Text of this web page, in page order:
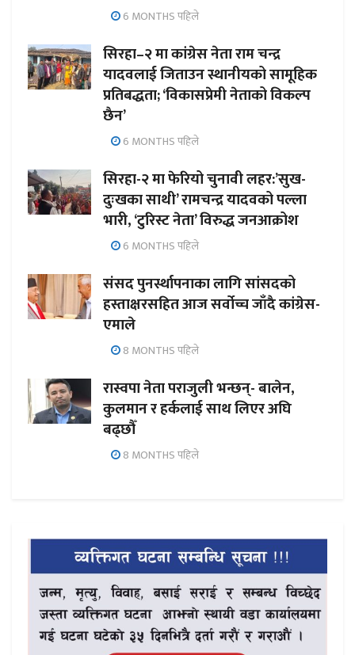
6 MONTHS पहिले
सिरहा–२ मा कांग्रेस नेता राम चन्द्र
यादवलाई जिताउन स्थानीयको सामूहिक
प्रतिबद्धता; ‘विकासप्रेमी नेताको विकल्प
छैन’
6 MONTHS पहिले
सिरहा-२ मा फेरियो चुनावी लहर:’सुख-
दुःखका साथी’ रामचन्द्र यादवको पल्ला
भारी, ‘टुरिस्ट नेता’ विरुद्ध जनआक्रोश
6 MONTHS पहिले
संसद पुनर्स्थापनाका लागि सांसदको
हस्ताक्षरसहित आज सर्वोच्च जाँदै कांग्रेस-
एमाले
8 MONTHS पहिले
रास्वपा नेता पराजुली भन्छन्- बालेन,
कुलमान र हर्कलाई साथ लिएर अघि
बढ्छौँ
8 MONTHS पहिले